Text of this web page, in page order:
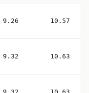
9.26 10.57
9.32 10.63